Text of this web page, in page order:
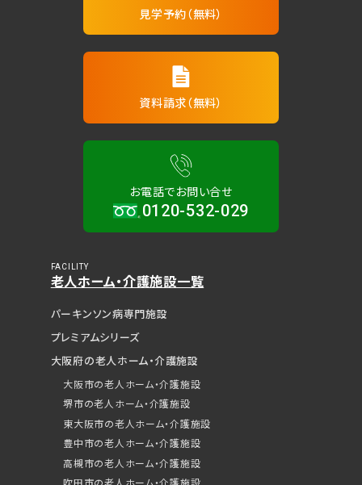
見学予約（無料）
資料請求（無料）
お電話でお問い合せ
0120-532-029
FACILITY
老人ホーム・介護施設一覧
パーキンソン病専門施設
プレミアムシリーズ
大阪府の老人ホーム・介護施設
大阪市の老人ホーム・介護施設
堺市の老人ホーム・介護施設
東大阪市の老人ホーム・介護施設
豊中市の老人ホーム・介護施設
高槻市の老人ホーム・介護施設